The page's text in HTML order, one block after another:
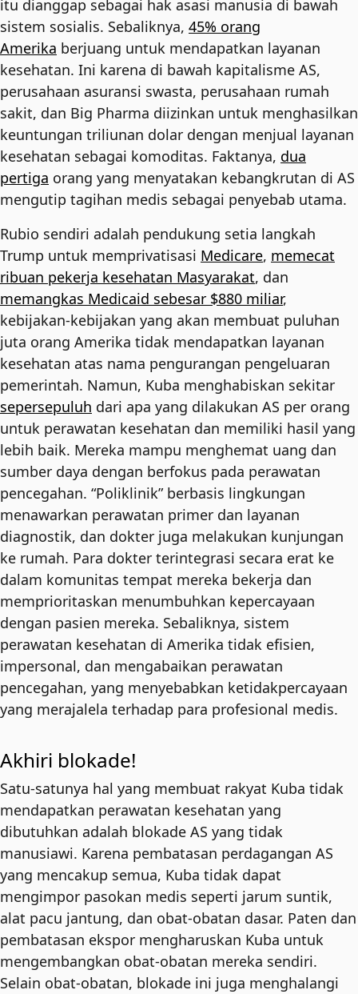
itu dianggap sebagai hak asasi manusia di bawah
sistem sosialis. Sebaliknya, 45% orang
Amerika berjuang untuk mendapatkan layanan
kesehatan. Ini karena di bawah kapitalisme AS,
perusahaan asuransi swasta, perusahaan rumah
sakit, dan Big Pharma diizinkan untuk menghasilkan
keuntungan triliunan dolar dengan menjual layanan
kesehatan sebagai komoditas. Faktanya, dua
pertiga orang yang menyatakan kebangkrutan di AS
mengutip tagihan medis sebagai penyebab utama.
Rubio sendiri adalah pendukung setia langkah
Trump untuk memprivatisasi Medicare, memecat
ribuan pekerja kesehatan Masyarakat, dan
memangkas Medicaid sebesar $880 miliar,
kebijakan-kebijakan yang akan membuat puluhan
juta orang Amerika tidak mendapatkan layanan
kesehatan atas nama pengurangan pengeluaran
pemerintah. Namun, Kuba menghabiskan sekitar
sepersepuluh dari apa yang dilakukan AS per orang
untuk perawatan kesehatan dan memiliki hasil yang
lebih baik. Mereka mampu menghemat uang dan
sumber daya dengan berfokus pada perawatan
pencegahan. “Poliklinik” berbasis lingkungan
menawarkan perawatan primer dan layanan
diagnostik, dan dokter juga melakukan kunjungan
ke rumah. Para dokter terintegrasi secara erat ke
dalam komunitas tempat mereka bekerja dan
memprioritaskan menumbuhkan kepercayaan
dengan pasien mereka. Sebaliknya, sistem
perawatan kesehatan di Amerika tidak efisien,
impersonal, dan mengabaikan perawatan
pencegahan, yang menyebabkan ketidakpercayaan
yang merajalela terhadap para profesional medis.
Akhiri blokade!
Satu-satunya hal yang membuat rakyat Kuba tidak
mendapatkan perawatan kesehatan yang
dibutuhkan adalah blokade AS yang tidak
manusiawi. Karena pembatasan perdagangan AS
yang mencakup semua, Kuba tidak dapat
mengimpor pasokan medis seperti jarum suntik,
alat pacu jantung, dan obat-obatan dasar. Paten dan
pembatasan ekspor mengharuskan Kuba untuk
mengembangkan obat-obatan mereka sendiri.
Selain obat-obatan, blokade ini juga menghalangi